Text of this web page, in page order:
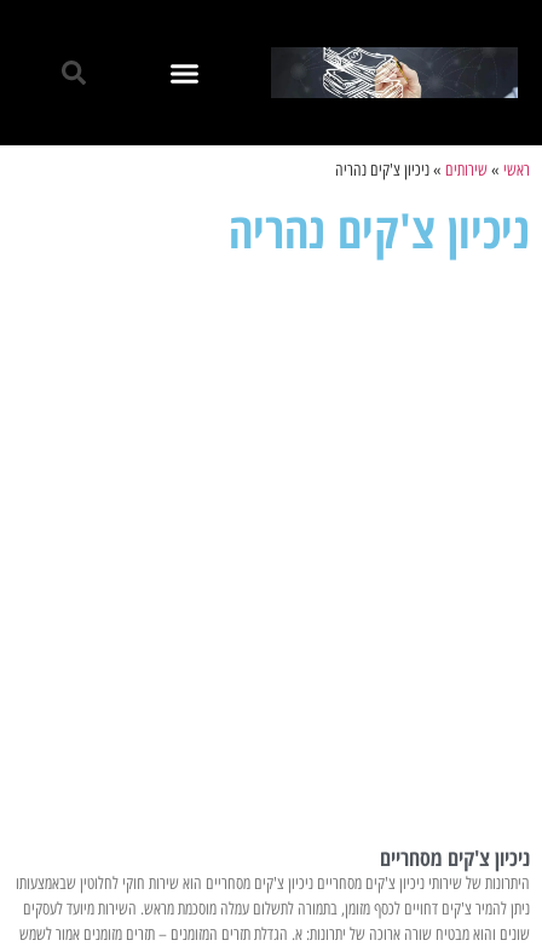
ראשי »שירותים »ניכיון צ'קים נהריה
ניכיון צ'קים נהריה
ניכיון צ'קים מסחריים
היתרונות של שירותי ניכיון צ'קים מסחריים ניכיון צ'קים מסחריים הוא שירות חוקי לחלוטין שבאמצעותו
ניתן להמיר צ'קים דחויים לכסף מזומן, בתמורה לתשלום עמלה מוסכמת מראש. השירות מיועד לעסקים
שונים והוא מבטיח שורה ארוכה של יתרונות: א. הגדלת תזרים המזומנים – תזרים מזומנים אמור לשמש